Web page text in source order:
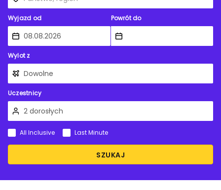
Wyjazd od Powrót do
Wylot z
Uczestnicy
SZUKAJ
All Inclusive Last Minute